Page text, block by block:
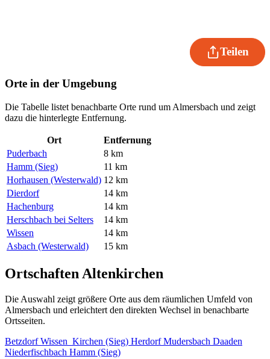
Teilen
Orte in der Umgebung
Die Tabelle listet benachbarte Orte rund um Almersbach und zeigt
dazu die hinterlegte Entfernung.
Ort
Entfernung
Puderbach
8 km
Hamm (Sieg)
11 km
Horhausen (Westerwald) 12 km
Dierdorf
14 km
Hachenburg
14 km
Herschbach bei Selters
14 km
Wissen
14 km
Asbach (Westerwald)
15 km
Ortschaften Altenkirchen
Die Auswahl zeigt größere Orte aus dem räumlichen Umfeld von
Almersbach und erleichtert den direkten Wechsel in benachbarte
Ortsseiten.
Betzdorf Wissen Kirchen (Sieg) Herdorf Mudersbach Daaden
Niederfischbach Hamm (Sieg)